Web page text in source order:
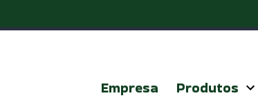
Empresa Produtos